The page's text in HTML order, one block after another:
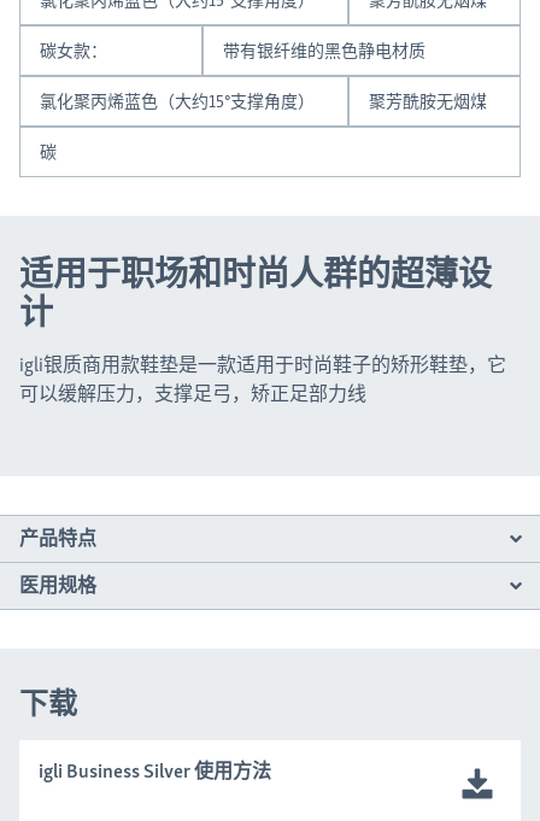
碳女款： 带有银纤维的黑色静电材质
氯化聚丙烯蓝色（大约15°支撑角度） 聚芳酰胺无烟煤
碳
适用于职场和时尚人群的超薄设
计
igli银质商用款鞋垫是一款适用于时尚鞋子的矫形鞋垫，它
可以缓解压力，支撑足弓，矫正足部力线
产品特点
医用规格
下载
igli Business Silver 使用方法